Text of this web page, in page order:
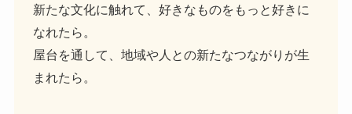
新たな文化に触れて、好きなものをもっと好きに
なれたら。
屋台を通して、地域や人との新たなつながりが生
まれたら。